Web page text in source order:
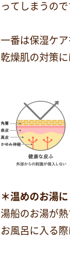
ってしまうので
一番は保湿ケア
乾燥肌の対策
＊温めのお湯に
湯船のお湯が
お風呂に入る